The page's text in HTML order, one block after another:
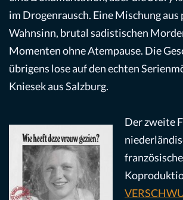
im Drogenrausch. Eine Mischung
Wahnsinn, brutal sadistischen
Momenten ohne Atempause. Die
übrigens lose auf den echten
Kniesek aus Salzburg.
Der zweite